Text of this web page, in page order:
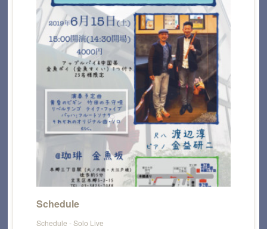
Schedule
Schedule - Solo Live